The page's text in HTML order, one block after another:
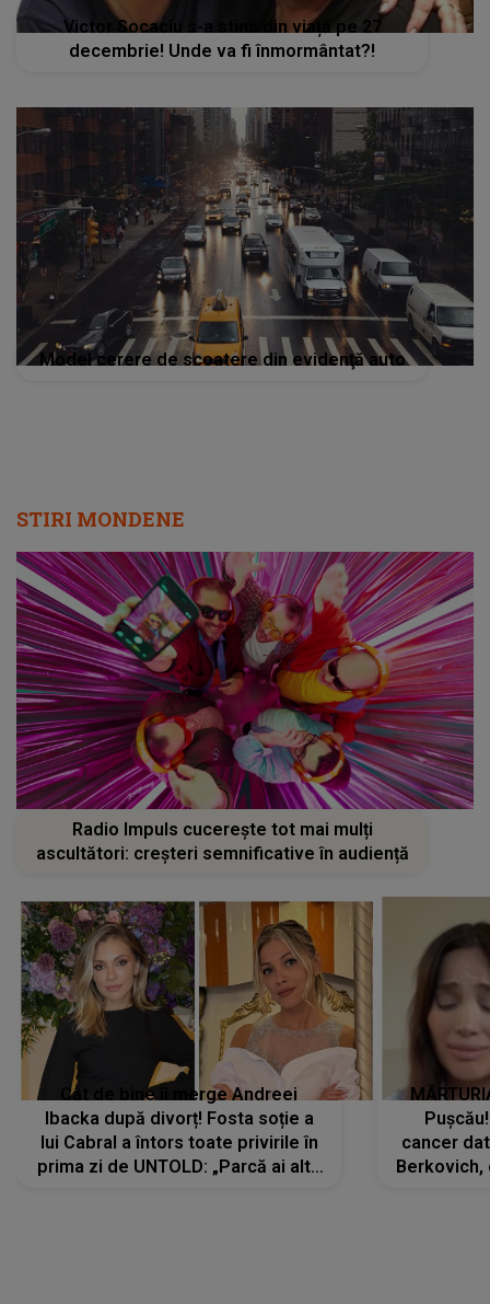
Victor Socaciu s-a stins din viață pe 27
decembrie! Unde va fi înmormântat?!
Model cerere de scoatere din evidenţă auto
STIRI MONDENE
Radio Impuls cucerește tot mai mulți
ascultători: creșteri semnificative în audiență
Cât de bine îi merge Andreei
Ibacka după divorț! Fosta soție a
lui Cabral a întors toate privirile în
prima zi de UNTOLD: „Parcă ai altă
cancer
Berkovich,